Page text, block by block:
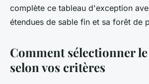
complète ce tableau d'exception
étendues de sable fin et sa forêt de
Comment sélectionner
selon vos critères